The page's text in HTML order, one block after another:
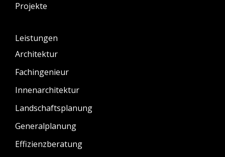
Projekte
Leistungen
Architektur
Fachingenieur
Innenarchitektur
Landschaftsplanung
Generalplanung
Effizienzberatung